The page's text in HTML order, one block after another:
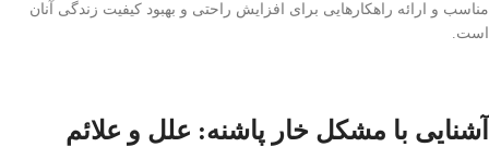
مناسب و ارائه راهکارهایی برای افزایش راحتی و بهبود کیفیت زندگی آنان
است.
آشنایی با مشکل خار پاشنه: علل و علائم